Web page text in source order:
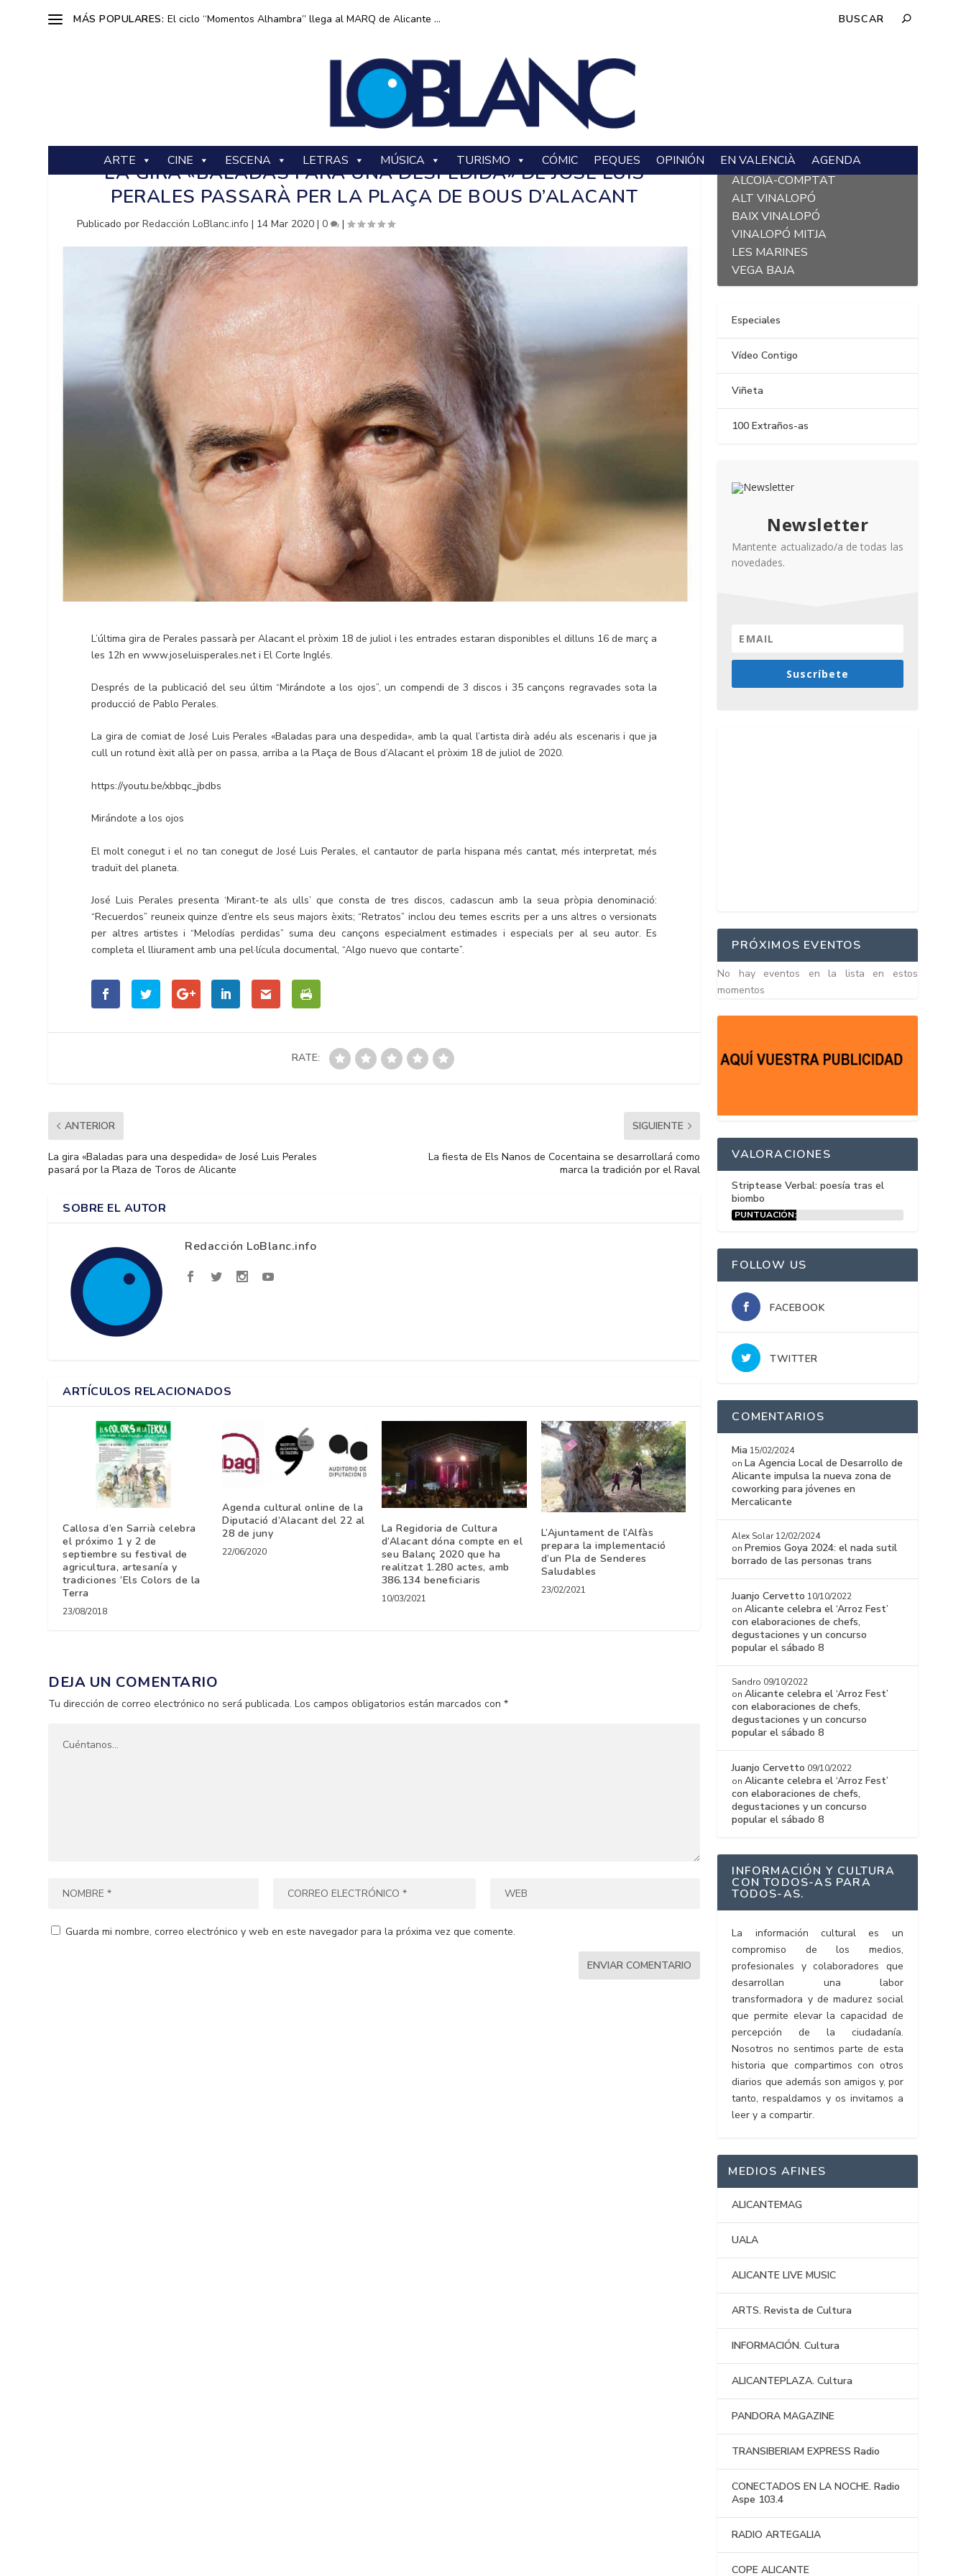
MÁS POPULARES: El ciclo “Momentos Alhambra” llega al MARQ de Alicante ...
ARTE CINE ESCENA LETRAS MÚSICA TURISMO CÓMIC PEQUES OPINIÓN EN VALENCIÀ AGENDA
LA GIRA «BALADAS PARA UNA DESPEDIDA» DE JOSÉ LUIS
PERALES PASSARÀ PER LA PLAÇA DE BOUS D’ALACANT
Publicado porRedacción LoBlanc.info | 14 Mar 2020 |0 |
L’última gira de Perales passarà per Alacant el pròxim 18 de juliol i les entrades estaran disponibles el dilluns 16 de març a
les 12h en www.joseluisperales.net i El Corte Inglés.
Després de la publicació del seu últim “Mirándote a los ojos”, un compendi de 3 discos i 35 cançons regravades sota la
producció de Pablo Perales.
La gira de comiat de José Luis Perales «Baladas para una despedida», amb la qual l’artista dirà adéu als escenaris i que ja
cull un rotund èxit allà per on passa, arriba a la Plaça de Bous d’Alacant el pròxim 18 de juliol de 2020.
https://youtu.be/xbbqc_jbdbs
Mirándote a los ojos
El molt conegut i el no tan conegut de José Luis Perales, el cantautor de parla hispana més cantat, més interpretat, més
traduït del planeta.
José Luis Perales presenta ‘Mirant-te als ulls’ que consta de tres discos, cadascun amb la seua pròpia denominació:
“Recuerdos” reuneix quinze d’entre els seus majors èxits; “Retratos” inclou deu temes escrits per a uns altres o versionats
per altres artistes i “Melodías perdidas” suma deu cançons especialment estimades i especials per al seu autor. Es
completa el lliurament amb una pel·lícula documental, “Algo nuevo que contarte”.
RATE:
ANTERIOR
La gira «Baladas para una despedida» de José Luis Perales
pasará por la Plaza de Toros de Alicante
SIGUIENTE
La fiesta de Els Nanos de Cocentaina se desarrollará como
marca la tradición por el Raval
SOBRE EL AUTOR
Redacción LoBlanc.info
ARTÍCULOS RELACIONADOS
Callosa d’en Sarrià celebra
el próximo 1 y 2 de
septiembre su festival de
agricultura, artesanía y
tradiciones ‘Els Colors de la
Terra
23/08/2018
Agenda cultural online de la
Diputació d’Alacant del 22 al
28 de juny
22/06/2020
La Regidoria de Cultura
d’Alacant dóna compte en el
seu Balanç 2020 que ha
realitzat 1.280 actes, amb
386.134 beneficiaris
10/03/2021
L’Ajuntament de l’Alfàs
prepara la implementació
d’un Pla de Senderes
Saludables
23/02/2021
DEJA UN COMENTARIO
Tu dirección de correo electrónico no será publicada. Los campos obligatorios están marcados con*
Guarda mi nombre, correo electrónico y web en este navegador para la próxima vez que comente.
L´ALACANTÍ
ALCOIÀ-COMPTAT
ALT VINALOPÓ
BAIX VINALOPÓ
VINALOPÓ MITJA
LES MARINES
VEGA BAJA
Especiales
Vídeo Contigo
Viñeta
100 Extraños-as
Newsletter
Mantente actualizado/a de todas las
novedades.
Suscríbete
PRÓXIMOS EVENTOS
No hay eventos en la lista en estos
momentos
VALORACIONES
Striptease Verbal: poesía tras el
biombo
PUNTUACIÓN:
FOLLOW US
FACEBOOK
TWITTER
COMENTARIOS
Mia 15/02/2024
on La Agencia Local de Desarrollo de
Alicante impulsa la nueva zona de
coworking para jóvenes en
Mercalicante
Alex Solar 12/02/2024
on Premios Goya 2024: el nada sutil
borrado de las personas trans
Juanjo Cervetto 10/10/2022
onAlicante celebra el ‘Arroz Fest’
con elaboraciones de chefs,
degustaciones y un concurso
popular el sábado 8
Sandro 09/10/2022
onAlicante celebra el ‘Arroz Fest’
con elaboraciones de chefs,
degustaciones y un concurso
popular el sábado 8
Juanjo Cervetto 09/10/2022
onAlicante celebra el ‘Arroz Fest’
con elaboraciones de chefs,
degustaciones y un concurso
popular el sábado 8
INFORMACIÓN Y CULTURA
CON TODOS-AS PARA
TODOS-AS.
La información cultural es un
compromiso de los medios,
profesionales y colaboradores que
desarrollan una labor
transformadora y de madurez social
que permite elevar la capacidad de
percepción de la ciudadanía.
Nosotros no sentimos parte de esta
historia que compartimos con otros
diarios que además son amigos y, por
tanto, respaldamos y os invitamos a
leer y a compartir.
MEDIOS AFINES
ALICANTEMAG
UALA
ALICANTE LIVE MUSIC
ARTS. Revista de Cultura
INFORMACIÓN. Cultura
ALICANTEPLAZA. Cultura
PANDORA MAGAZINE
TRANSIBERIAM EXPRESS Radio
CONECTADOS EN LA NOCHE. Radio
Aspe 103.4
RADIO ARTEGALIA
COPE ALICANTE